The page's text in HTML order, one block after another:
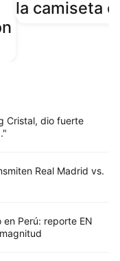
la camiseta
Cristal, dio fuerte
Real Madrid vs.
Perú: reporte EN